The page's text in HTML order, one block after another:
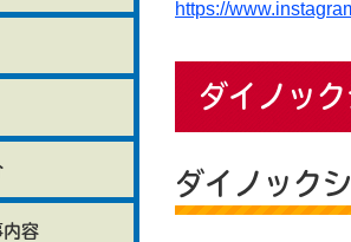
https://
ダイノッ
ダイノック
内容